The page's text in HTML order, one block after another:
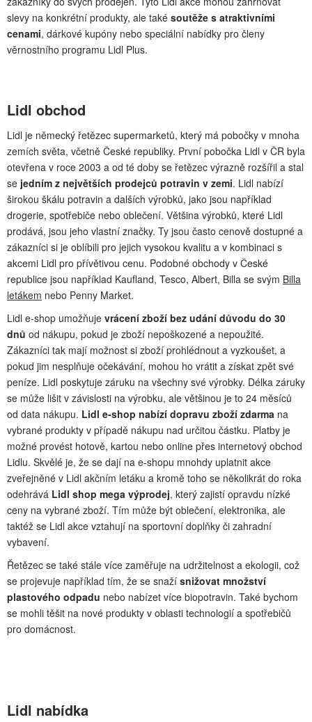
slevy na konkrétní produkty, ale také soutěže s atraktivními
cenami, dárkové kupóny nebo speciální nabídky pro členy
věrnostního programu Lidl Plus.
Lidl obchod
Lidl je německý řetězec supermarketů, který má pobočky v mnoha
zemích světa, včetně České republiky. První pobočka Lidl v ČR byla
otevřena v roce 2003 a od té doby se řetězec výrazně rozšířil a stal
se jedním z největších prodejců potravin v zemi. Lidl nabízí
širokou škálu potravin a dalších výrobků, jako jsou například
drogerie, spotřebiče nebo oblečení. Většina výrobků, které Lidl
prodává, jsou jeho vlastní značky. Ty jsou často cenově dostupné a
zákazníci si je oblíbili pro jejich vysokou kvalitu a v kombinaci s
akcemi Lidl pro přívětivou cenu. Podobné obchody v České
republice jsou například Kaufland, Tesco, Albert, Billa se svým Billa
letákem nebo Penny Market.
Lidl e-shop umožňuje vrácení zboží bez udání důvodu do 30
dnů od nákupu, pokud je zboží nepoškozené a nepoužité.
Zákazníci tak mají možnost si zboží prohlédnout a vyzkoušet, a
pokud jim nesplňuje očekávání, mohou ho vrátit a získat zpět své
peníze. Lidl poskytuje záruku na všechny své výrobky. Délka záruky
se může lišit v závislosti na výrobku, ale většinou je to 24 měsíců
od data nákupu. Lidl e-shop nabízí dopravu zboží zdarma na
vybrané produkty v případě nákupu nad určitou částku. Platby je
možné provést hotově, kartou nebo online přes internetový obchod
Lidlu. Skvělé je, že se dají na e-shopu mnohdy uplatnit akce
zveřejněné v Lidl akčním letáku a kromě toho se několikrát do roka
odehrává Lidl shop mega výprodej, který zajistí opravdu nízké
ceny na vybrané zboží. Tím může být oblečení, elektronika, ale
taktéž se Lidl akce vztahují na sportovní doplňky či zahradní
vybavení.
Řetězec se také stále více zaměřuje na udržitelnost a ekologii, což
se projevuje například tím, že se snaží snižovat množství
plastového odpadu nebo nabízet více biopotravin. Také bychom
se mohli těšit na nové produkty v oblasti technologií a spotřebičů
pro domácnost.
Lidl nabídka